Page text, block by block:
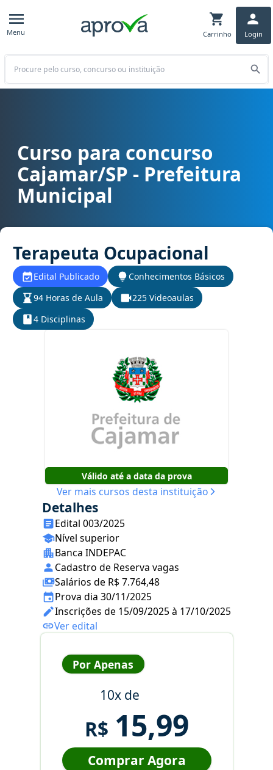
Menu Carrinho Login
Buscar
Curso para concurso Cajamar/SP - Prefeitura Municipal cargo
Curso para concurso
Cajamar/SP - Prefeitura
Municipal
Terapeuta Ocupacional
Edital Publicado
Conhecimentos Básicos
94 Horas de Aula
225 Videoaulas
4 Disciplinas
Válido até a data da prova
Ver mais cursos desta instituição
Detalhes
Edital 003/2025
Nível superior
Banca INDEPAC
Cadastro de Reserva vagas
Salários de R$ 7.764,48
Prova dia 30/11/2025
Inscrições de 15/09/2025 à 17/10/2025
Ver edital
Por Apenas
10x de
R$ 15,99
Comprar Agora